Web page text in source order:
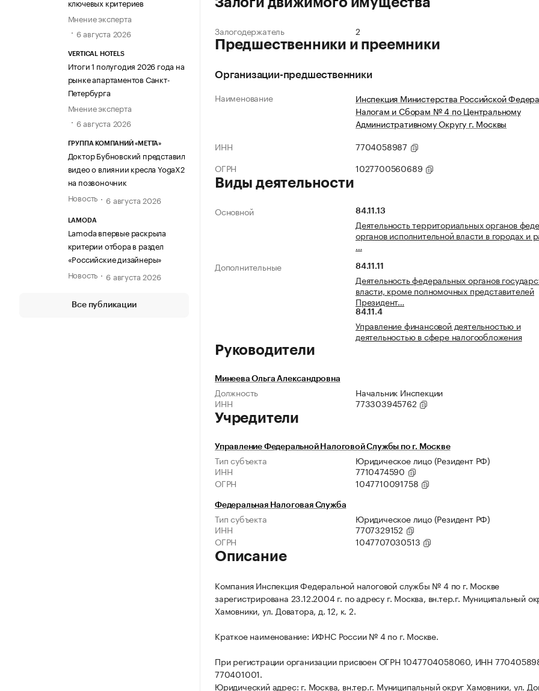
Мнение эксперта
6 августа 2026
VERTICAL HOTELS
Итоги 1 полугодия 2026 года на
рынке апартаментов Санкт-
Петербурга
Мнение эксперта
6 августа 2026
ГРУППА КОМПАНИЙ «МЕТТА»
Доктор Бубновский представил
видео о влиянии кресла YogaX2
на позвоночник
Новость
6 августа 2026
LAMODA
Lamoda впервые раскрыла
критерии отбора в раздел
«Российские дизайнеры»
Новость
6 августа 2026
Все публикации
Залогодержатель 2
Предшественники и преемники
Организации-предшественники
Наименование
Инспекция Министерства Российской
Налогам и Сборам № 4 по Центральному
Административному Округу г. Москвы
ИНН
7704058987
ОГРН
1027700560689
Виды деятельности
Основной 84.11.13
Деятельность территориальных органов
органов исполнительной власти в городах и
…
Дополнительные
84.11.11
Деятельность федеральных органов
власти, кроме полномочных представителей
Президент…
84.11.4
Управление финансовой деятельностью и
деятельностью в сфере налогообложения
Руководители
Минеева Ольга Александровна
Должность
Начальник Инспекции
ИНН
773303945762
Учредители
Управление Федеральной Налоговой Службы по г. Москве
Тип субъекта
Юридическое лицо (Резидент РФ)
ИНН
7710474590
ОГРН
1047710091758
Федеральная Налоговая Служба
Тип субъекта
Юридическое лицо (Резидент РФ)
ИНН
7707329152
ОГРН
1047707030513
Описание
Компания Инспекция Федеральной налоговой службы № 4 по г. Москве
зарегистрирована 23.12.2004 г. по адресу г. Москва, вн.тер.г. Муниципальный
Хамовники, ул. Доватора, д. 12, к. 2.
Краткое наименование: ИФНС России № 4 по г. Москве.
При регистрации организации присвоен ОГРН 1047704058060, ИНН
770401001.
Юридический адрес: г. Москва, вн.тер.г. Муниципальный округ Хамовники, ул.